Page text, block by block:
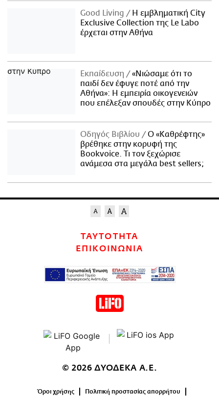
Good Living
Η εμβληματική City
Exclusive Collection της Le Labo
έρχεται στην Αθήνα
Εκπαίδευση
«Νιώσαμε ότι το
παιδί δεν έφυγε ποτέ από την
Αθήνα»: Η εμπειρία οικογενειών
που επέλεξαν σπουδές στην Κύπρο
Οδηγός Βιβλίου
Ο «Καθρέφτης»
βρέθηκε στην κορυφή της
Bookvoice. Τι τον ξεχώρισε
ανάμεσα στα μεγάλα best sellers;
ΤΑΥΤΟΤΗΤΑ
ΕΠΙΚΟΙΝΩΝΙΑ
© 2026 ΔΥΟΔΕΚΑ Α.Ε.
Όροι χρήσης Πολιτική προστασίας απορρήτου